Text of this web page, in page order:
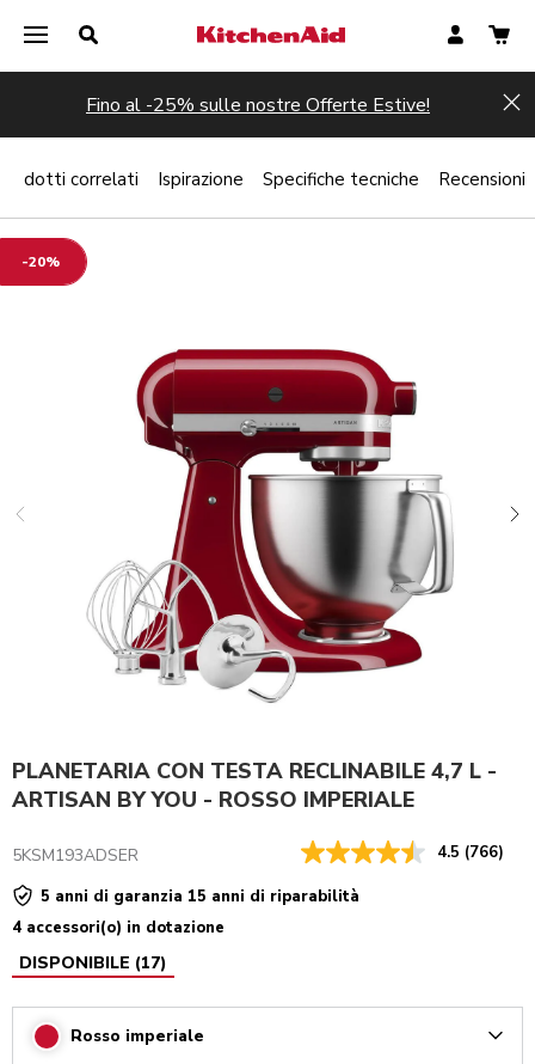
Fino al -25% sulle nostre Offerte Estive!
-20%
PLANETARIA CON TESTA RECLINABILE 4,7 L -
ARTISAN BY YOU - ROSSO IMPERIALE
5KSM193ADSER 4.5 (766)
5 anni di garanzia 15 anni di riparabilità
4 accessori(o) in dotazione
DISPONIBILE (17)
Rosso imperiale
correlati Ispirazione Specifiche tecniche Recensioni